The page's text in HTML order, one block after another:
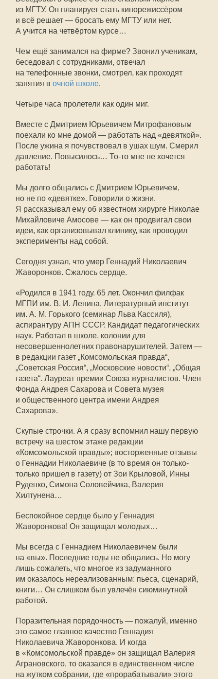
из МГТУ. Он планирует стать кинорежиссёром
и всё решает — бросать ему МГТУ или нет.
А учится на четвёртом курсе…
Чем ещё занимался на фирме? Звонил ученикам,
беседовал с сотрудниками, отвечал
на телефонные звонки, смотрел, как проходят
занятия в очной школе.
Четыре часа пролетели как один миг.
Вместе с Дмитрием Юрьевичем Митрофановым
поехали ко мне домой — работать над «девяткой».
После ужина я почувствовал в ушах шум. Смерил
давление. Повысилось… То-то мне не хочется
работать!
Мы долго общались с Дмитрием Юрьевичем,
но не по «девятке». Говорили о жизни.
Я рассказывал ему об известном хирурге Николае
Михайловиче Амосове — как он продвигал свои
идеи, как организовывал клинику, как проводил
эксперименты над собой.
Сегодня узнал, что умер Геннадий Николаевич
Жаворонков. Сжалось сердце.
«Родился в 1941 году. 65 лет. Окончил филфак
МГПИ им. В. И. Ленина, Литературный институт
им. А. М. Горького (семинар Льва Кассиля),
аспирантуру АПН СССР. Кандидат педагогических
наук. Работал в школе, колонии для
несовершеннолетних правонарушителей. Затем —
в редакции газет „Комсомольская правда“,
„Советская Россия“, „Московские новости“, „Общая
газета“. Лауреат премии Союза журналистов. Член
Фонда Андрея Сахарова и Совета музея
и общественного центра имени Андрея
Сахарова».
Скупые строчки. А я сразу вспомнил нашу первую
встречу на шестом этаже редакции
«Комсомольской правды»; восторженные отзывы
о Геннадии Николаевиче (в то время он только-
только пришел в газету) от Зои Крыловой, Инны
Руденко, Симона Соловейчика, Валерия
Хилтунена…
Беспокойное сердце было у Геннадия
Жаворонкова! Он защищал молодых…
Мы всегда с Геннадием Николаевичем были
на «вы». Последние годы не общались. Но могу
лишь сожалеть, что многое из задуманного
им оказалось нереализованным: пьеса, сценарий,
книги… Он слишком был увлечён сиюминутной
работой.
Поразительная порядочность — пожалуй, именно
это самое главное качество Геннадия
Николаевича Жаворонкова. И когда
в «Комсомольской правде» он защищал Валерия
Аграновского, то оказался в единственном числе
на жутком собрании, где «прорабатывали» этого